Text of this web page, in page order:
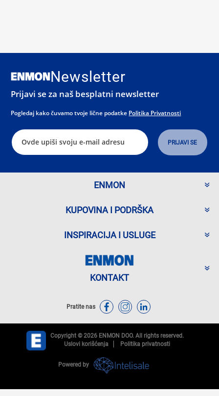
Newsletter
Prijavi se za naš besplatni newsletter
Pogledaj kako čuvamo tvoje lične podatke Politika Privatnosti
ENMON
KUPOVINA I PODRŠKA
INSPIRACIJA I USLUGE
KONTAKT
Pratite nas
Copyright © 2026 ENMON DOO. All rights reserved.
Uslovi korišćenja
Politika privatnosti
Powered by